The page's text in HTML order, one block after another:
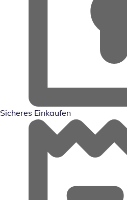
Sicheres Einkaufen